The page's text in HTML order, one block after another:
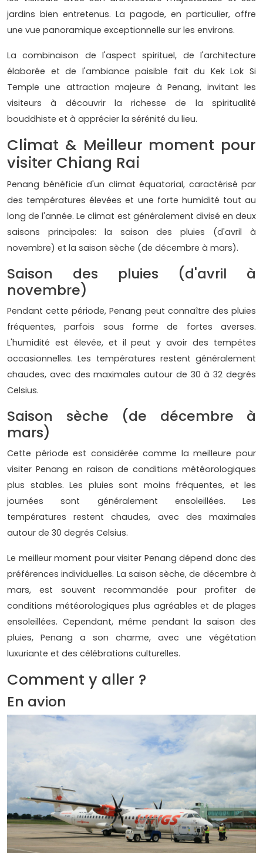
jardins bien entretenus. La pagode, en particulier, offre
une vue panoramique exceptionnelle sur les environs.
La combinaison de l'aspect spirituel, de l'architecture
élaborée et de l'ambiance paisible fait du Kek Lok Si
Temple une attraction majeure à Penang, invitant les
visiteurs à découvrir la richesse de la spiritualité
bouddhiste et à apprécier la sérénité du lieu.
Climat & Meilleur moment pour
visiter Chiang Rai
Penang bénéficie d'un climat équatorial, caractérisé par
des températures élevées et une forte humidité tout au
long de l'année. Le climat est généralement divisé en deux
saisons principales: la saison des pluies (d'avril à
novembre) et la saison sèche (de décembre à mars).
Saison des pluies (d'avril à
novembre)
Pendant cette période, Penang peut connaître des pluies
fréquentes, parfois sous forme de fortes averses.
L'humidité est élevée, et il peut y avoir des tempêtes
occasionnelles. Les températures restent généralement
chaudes, avec des maximales autour de 30 à 32 degrés
Celsius.
Saison sèche (de décembre à
mars)
Cette période est considérée comme la meilleure pour
visiter Penang en raison de conditions météorologiques
plus stables. Les pluies sont moins fréquentes, et les
journées sont généralement ensoleillées. Les
températures restent chaudes, avec des maximales
autour de 30 degrés Celsius.
Le meilleur moment pour visiter Penang dépend donc des
préférences individuelles. La saison sèche, de décembre à
mars, est souvent recommandée pour profiter de
conditions météorologiques plus agréables et de plages
ensoleillées. Cependant, même pendant la saison des
pluies, Penang a son charme, avec une végétation
luxuriante et des célébrations culturelles.
Comment y aller ?
En avion